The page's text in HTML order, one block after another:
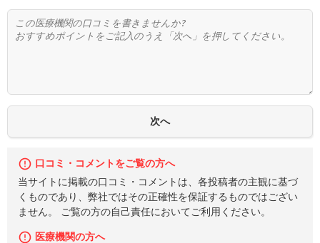
口コミ・コメントをご覧の方へ
当サイトに掲載の口コミ・コメントは、各投稿者の主観に基づ
くものであり、弊社ではその正確性を保証するものではござい
ません。 ご覧の方の自己責任においてご利用ください。
医療機関の方へ